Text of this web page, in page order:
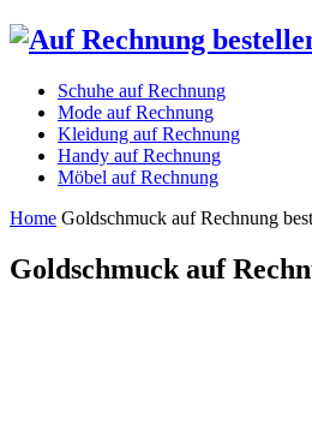
Schuhe auf Rechnung
Mode auf Rechnung
Kleidung auf Rechnung
Handy auf Rechnung
Möbel auf Rechnung
Home Goldschmuck auf Rechnung
Goldschmuck auf